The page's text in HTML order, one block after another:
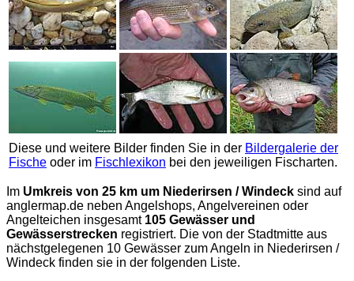
Diese und weitere Bilder finden Sie in der Bildergalerie der
Fische oder im Fischlexikon bei den jeweiligen Fischarten.
Im Umkreis von 25 km um Niederirsen / Windeck sind auf
anglermap.de neben Angelshops, Angelvereinen oder
Angelteichen insgesamt 105 Gewässer und
Gewässerstrecken registriert. Die von der Stadtmitte aus
nächstgelegenen 10 Gewässer zum Angeln in Niederirsen /
Windeck finden sie in der folgenden Liste.